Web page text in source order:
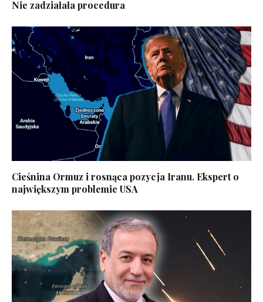
Nie zadziałała procedura
Cieśnina Ormuz i rosnąca pozycja Iranu. Ekspert o
największym problemie USA